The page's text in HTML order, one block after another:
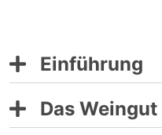
Einführung
Das Weingut